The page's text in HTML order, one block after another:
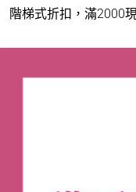
階梯式折扣，滿2000